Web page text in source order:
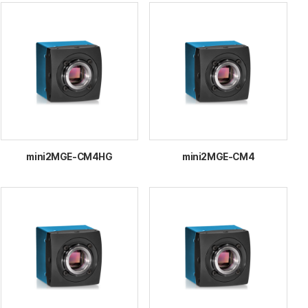
mini2MGE-CM4HG mini2MGE-CM4